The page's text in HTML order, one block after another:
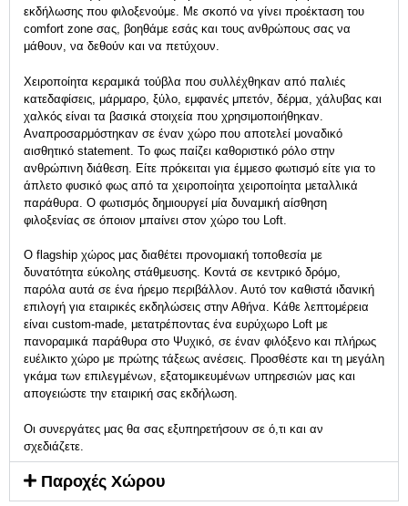
εκδήλωσης που φιλοξενούμε. Mε σκοπό να γίνει προέκταση του
comfort zone σας, βοηθάμε εσάς και τους ανθρώπους σας να
μάθουν, να δεθούν και να πετύχουν.
Χειροποίητα κεραμικά τούβλα που συλλέχθηκαν από παλιές
κατεδαφίσεις, μάρμαρο, ξύλο, εμφανές μπετόν, δέρμα, χάλυβας και
χαλκός είναι τα βασικά στοιχεία που χρησιμοποιήθηκαν.
Αναπροσαρμόστηκαν σε έναν χώρο που αποτελεί μοναδικό
αισθητικό statement. Το φως παίζει καθοριστικό ρόλο στην
ανθρώπινη διάθεση. Είτε πρόκειται για έμμεσο φωτισμό είτε για το
άπλετο φυσικό φως από τα χειροποίητα χειροποίητα μεταλλικά
παράθυρα. Ο φωτισμός δημιουργεί μία δυναμική αίσθηση
φιλοξενίας σε όποιον μπαίνει στον χώρο του Loft.
Ο flagship χώρος μας διαθέτει προνομιακή τοποθεσία με
δυνατότητα εύκολης στάθμευσης. Κοντά σε κεντρικό δρόμο,
παρόλα αυτά σε ένα ήρεμο περιβάλλον. Αυτό τον καθιστά ιδανική
επιλογή για εταιρικές εκδηλώσεις στην Αθήνα. Κάθε λεπτομέρεια
είναι custom-made, μετατρέποντας ένα ευρύχωρο Loft με
πανοραμικά παράθυρα στο Ψυχικό, σε έναν φιλόξενο και πλήρως
ευέλικτο χώρο με πρώτης τάξεως ανέσεις. Προσθέστε και τη μεγάλη
γκάμα των επιλεγμένων, εξατομικευμένων υπηρεσιών μας και
απογειώστε την εταιρική σας εκδήλωση.
Οι συνεργάτες μας θα σας εξυπηρετήσουν σε ό,τι και αν
σχεδιάζετε.
Παροχές Χώρου